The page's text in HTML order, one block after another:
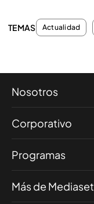
TEMAS Actualidad
Nosotros
Corporativo
Programas
Más de Mediaset